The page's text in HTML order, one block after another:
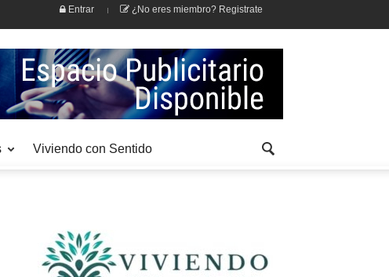
Entrar ¿No eres miembro? Registrate
Viviendo con Sentido